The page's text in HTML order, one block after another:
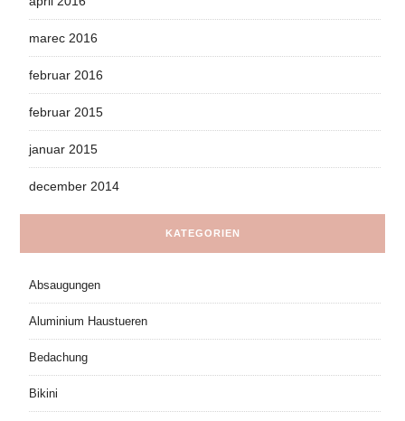
marec 2016
februar 2016
februar 2015
januar 2015
december 2014
KATEGORIEN
Absaugungen
Aluminium Haustueren
Bedachung
Bikini